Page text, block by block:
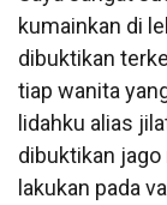
kumainkan di
dibuktikan
tiap wanita
lidahku alias
dibuktikan jago
lakukan pada